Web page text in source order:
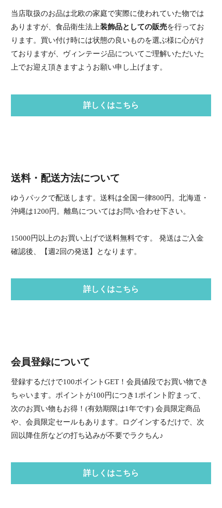
当店取扱のお品は北欧の家庭で実際に使われていた物では
ありますが、食品衛生法上装飾品としての販売を行ってお
ります。買い付け時には状態の良いものを選ぶ様に心がけ
ておりますが、ヴィンテージ品についてご理解いただいた
上でお迎え頂きますようお願い申し上げます。
詳しくはこちら
送料・配送方法について
ゆうパックで配送します。送料は全国一律800円。北海道・
沖縄は1200円。離島についてはお問い合わせ下さい。
15000円以上のお買い上げで送料無料です。 発送はご入金
確認後、【週2回の発送】となります。
詳しくはこちら
会員登録について
登録するだけで100ポイントGET！会員値段でお買い物でき
ちゃいます。ポイントが100円につき1ポイント貯まって、
次のお買い物もお得！(有効期限は1年です) 会員限定商品
や、会員限定セールもあります。ログインするだけで、次
回以降住所などの打ち込みが不要でラクちん♪
詳しくはこちら